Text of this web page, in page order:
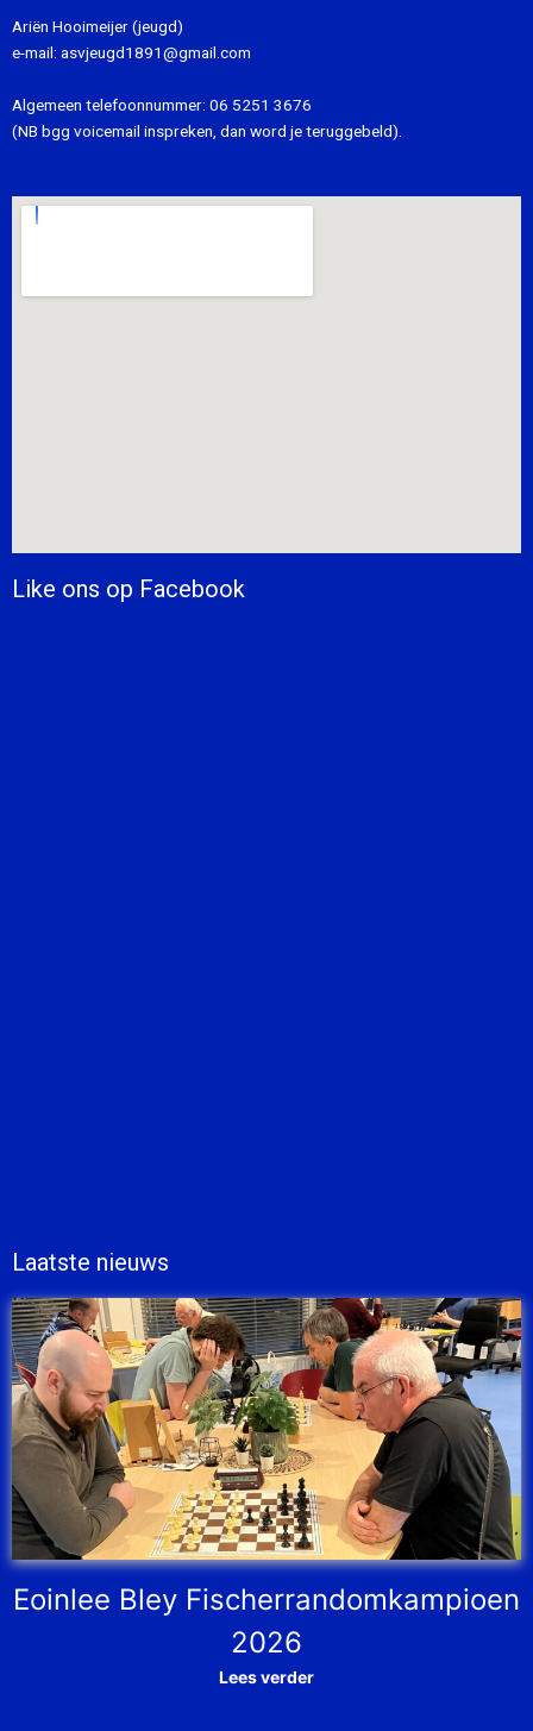
Ariën Hooimeijer (jeugd)
e-mail: asvjeugd1891@gmail.com
Algemeen telefoonnummer: 06 5251 3676
(NB bgg voicemail inspreken, dan word je teruggebeld).
Like ons op Facebook
Laatste nieuws
Eoinlee Bley Fischerrandomkampioen
2026
Lees verder